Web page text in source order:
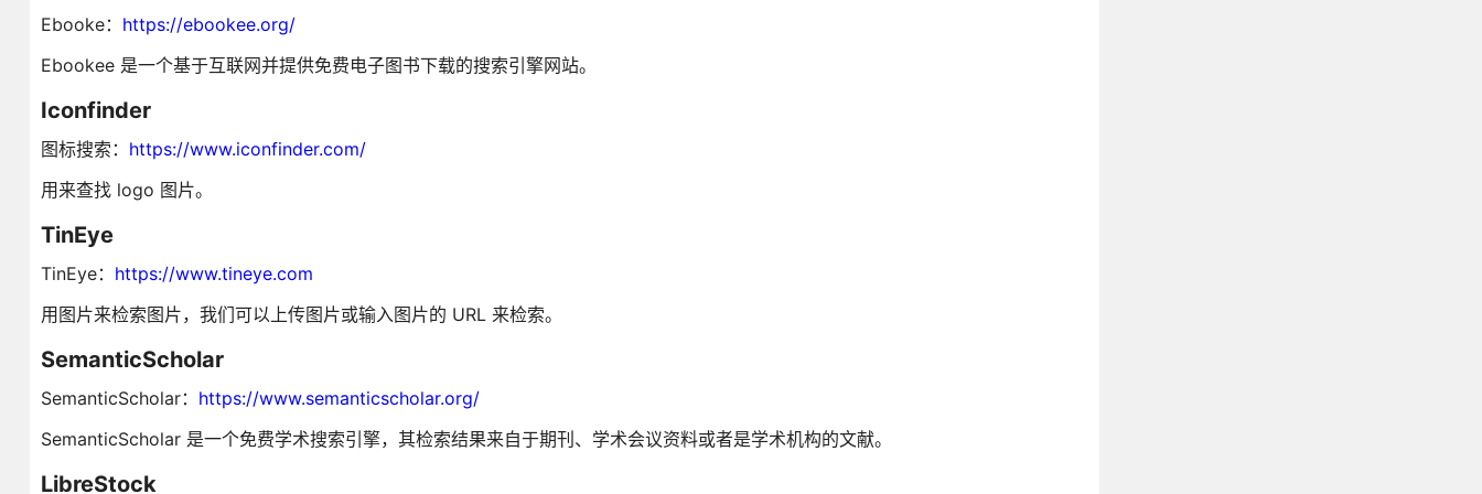
Ebooke： https://ebookee.org/
Ebookee 是一个基于互联网并提供免费电子图书下载的搜索引擎网站。
Iconfinder
图标搜索： https://www.iconfinder.com/
用来查找 logo 图片。
TinEye
TinEye： https://www.tineye.com
用图片来检索图片，我们可以上传图片或输入图片的 URL 来检索。
SemanticScholar
SemanticScholar： https://www.semanticscholar.org/
SemanticScholar 是一个免费学术搜索引擎，其检索结果来自于期刊、学术会议资料或者是学术机构的文献。
LibreStock